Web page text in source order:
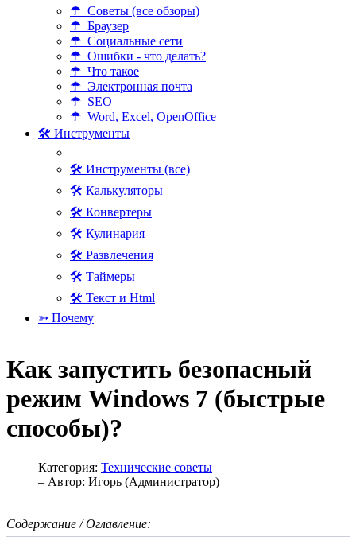
☂ Советы (все обзоры)
☂ Браузер
☂ Социальные сети
☂ Ошибки - что делать?
☂ Что такое
☂ Электронная почта
☂ SEO
☂ Word, Excel, OpenOffice
🛠 Инструменты
🛠 Инструменты (все)
🛠 Калькуляторы
🛠 Конвертеры
🛠 Кулинария
🛠 Развлечения
🛠 Таймеры
🛠 Текст и Html
➳ Почему
Как запустить безопасный
режим Windows 7 (быстрые
способы)?
Категория: Технические советы
– Автор: Игорь (Администратор)
Содержание / Оглавление: